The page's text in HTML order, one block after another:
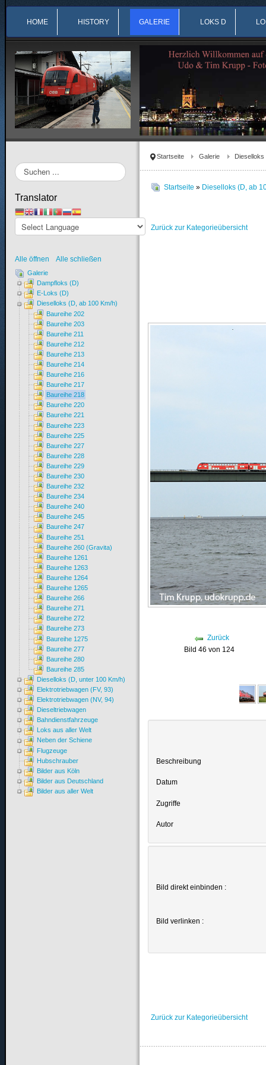
HOME HISTORY GALERIE LOKS D
Startseite Galerie
Startseite » Dieselloks (D, ab
Zurück zur Kategorieübersicht
Zurück
Bild 46 von 124
Beschreibung
Datum
Zugriffe
Autor
Bild direkt einbinden :
Bild verlinken :
Zurück zur Kategorieübersicht
Suchen
...
Translator
Alle öffnen Alle schließen
Galerie
Dampfloks (D)
E-Loks (D)
Dieselloks (D, ab 100 Km/h)
Baureihe 202
Baureihe 203
Baureihe 211
Baureihe 212
Baureihe 213
Baureihe 214
Baureihe 216
Baureihe 217
Baureihe 218
Baureihe 220
Baureihe 221
Baureihe 223
Baureihe 225
Baureihe 227
Baureihe 228
Baureihe 229
Baureihe 230
Baureihe 232
Baureihe 234
Baureihe 240
Baureihe 245
Baureihe 247
Baureihe 251
Baureihe 260 (Gravita)
Baureihe 1261
Baureihe 1263
Baureihe 1264
Baureihe 1265
Baureihe 266
Baureihe 271
Baureihe 272
Baureihe 273
Baureihe 1275
Baureihe 277
Baureihe 280
Baureihe 285
Dieselloks (D, unter 100 Km/h)
Elektrotriebwagen (FV, 93)
Elektrotriebwagen (NV, 94)
Dieseltriebwagen
Bahndienstfahrzeuge
Loks aus aller Welt
Neben der Schiene
Flugzeuge
Hubschrauber
Bilder aus Köln
Bilder aus Deutschland
Bilder aus aller Welt